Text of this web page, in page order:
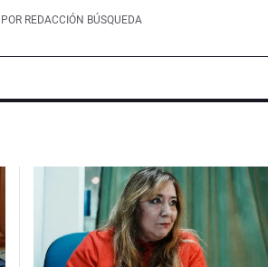
POR REDACCIÓN BÚSQUEDA